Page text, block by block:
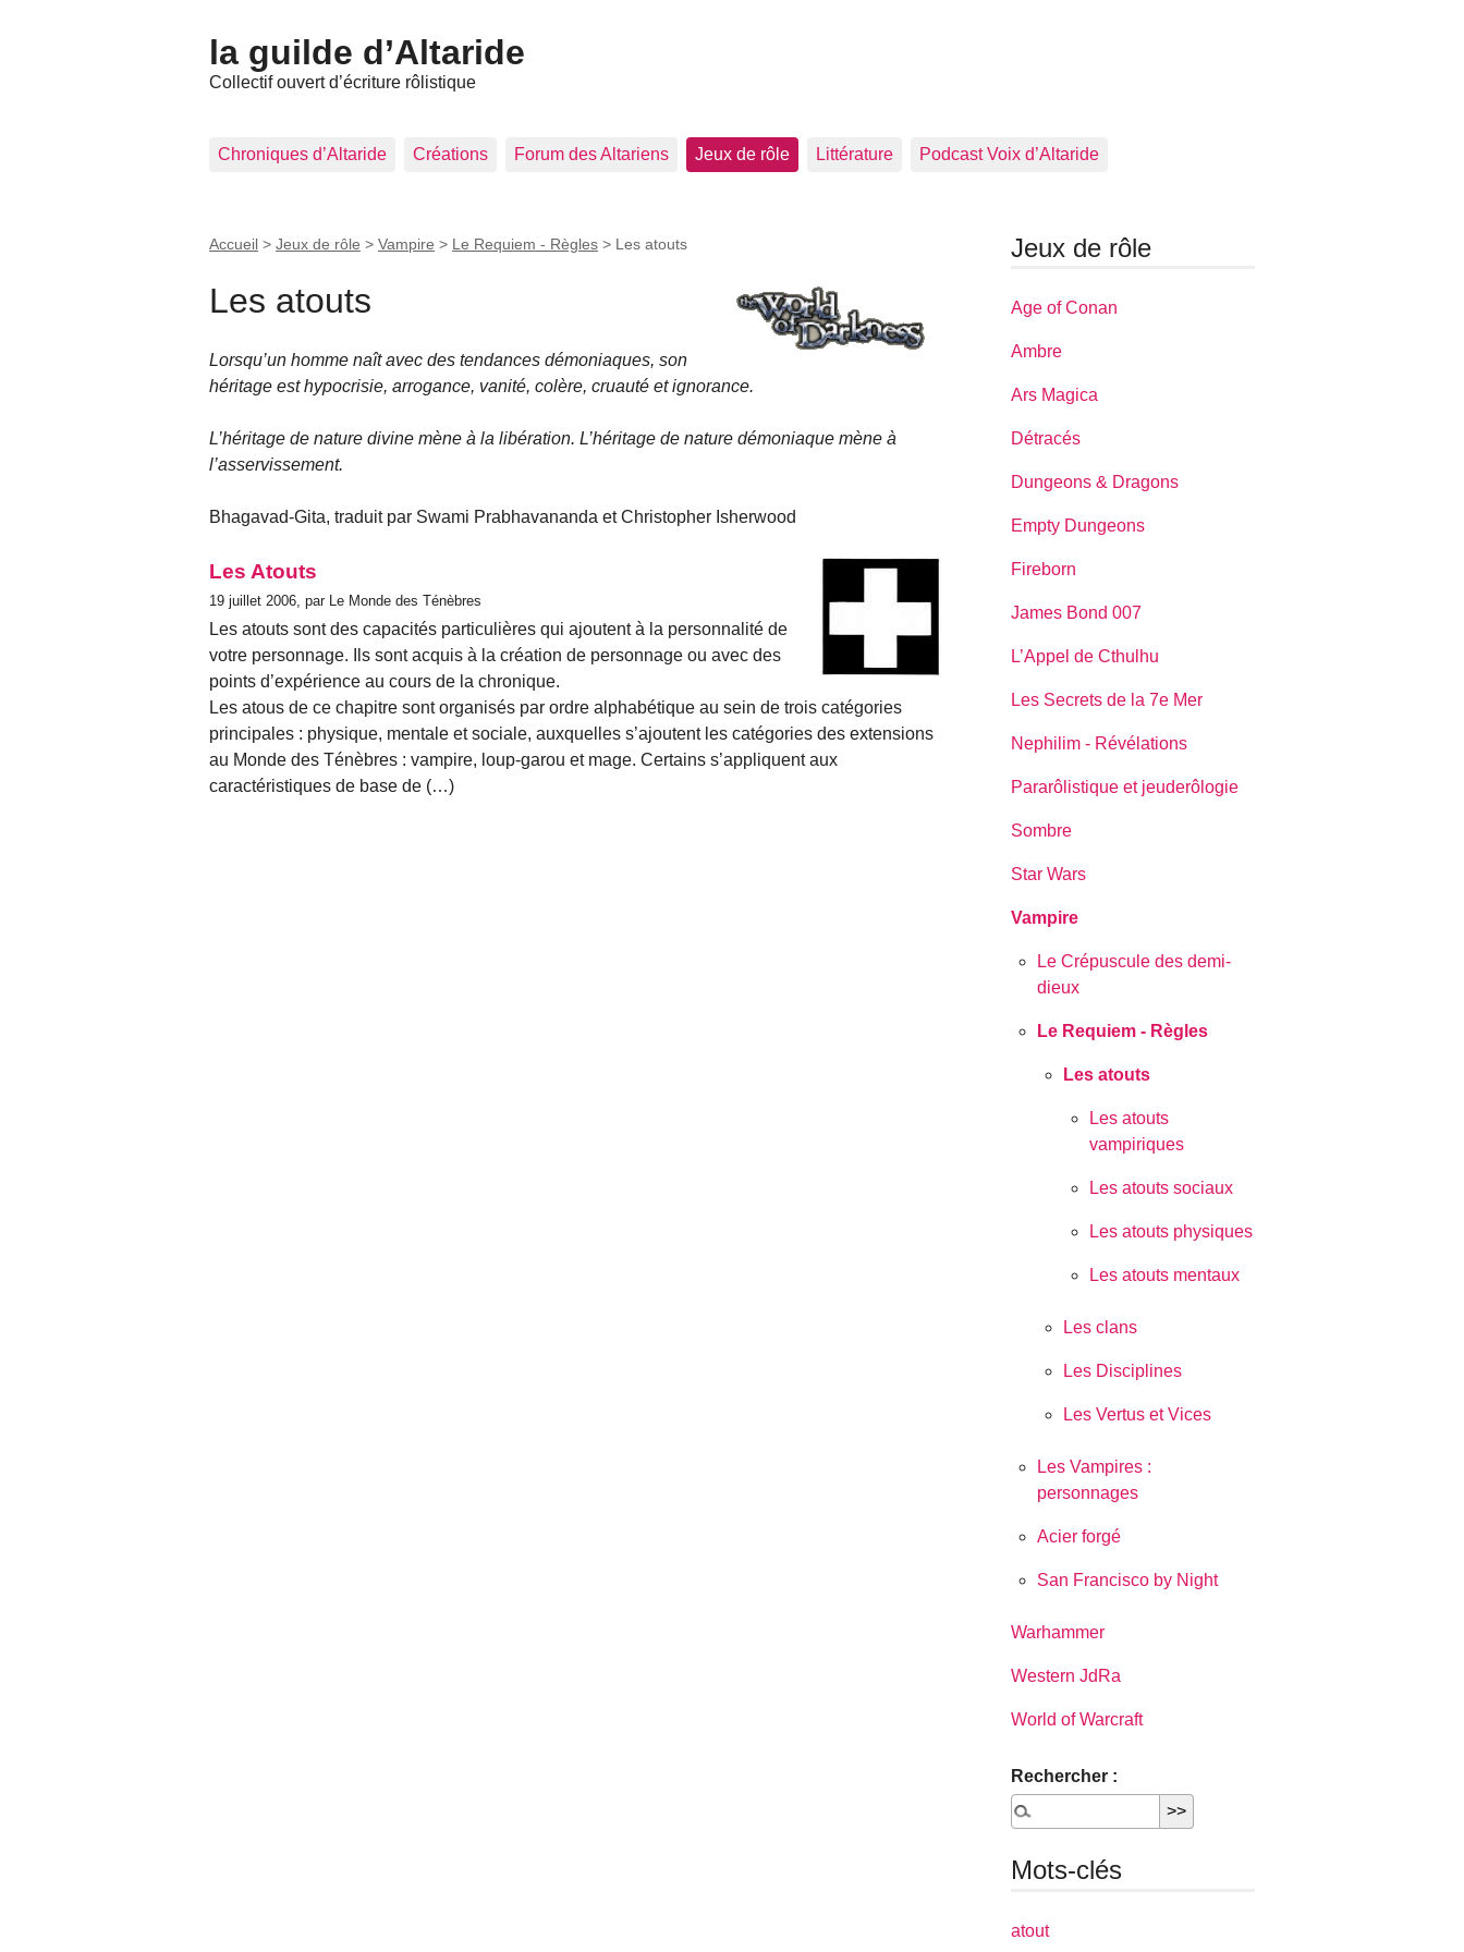
la guilde d’Altaride
Collectif ouvert d’écriture rôlistique
Chroniques d’Altaride Créations Forum des Altariens Jeux de rôle Littérature Podcast Voix d’Altaride
Accueil > Jeux de rôle > Vampire > Le Requiem - Règles > Les atouts
Les atouts
Lorsqu’un homme naît avec des tendances démoniaques, son
héritage est hypocrisie, arrogance, vanité, colère, cruauté et ignorance.
L’héritage de nature divine mène à la libération. L’héritage de nature démoniaque mène à
l’asservissement.
Bhagavad-Gita, traduit par Swami Prabhavananda et Christopher Isherwood
Les Atouts
19 juillet 2006, par Le Monde des Ténèbres
Les atouts sont des capacités particulières qui ajoutent à la personnalité de
votre personnage. Ils sont acquis à la création de personnage ou avec des
points d’expérience au cours de la chronique.
Les atous de ce chapitre sont organisés par ordre alphabétique au sein de trois catégories
principales : physique, mentale et sociale, auxquelles s’ajoutent les catégories des extensions
au Monde des Ténèbres : vampire, loup-garou et mage. Certains s’appliquent aux
caractéristiques de base de (…)
Jeux de rôle
Age of Conan
Ambre
Ars Magica
Détracés
Dungeons & Dragons
Empty Dungeons
Fireborn
James Bond 007
L’Appel de Cthulhu
Les Secrets de la 7e Mer
Nephilim - Révélations
Pararôlistique et jeuderôlogie
Sombre
Star Wars
Vampire
Le Crépuscule des demi-
dieux
Le Requiem - Règles
Les atouts
Les atouts
vampiriques
Les atouts sociaux
Les atouts physiques
Les atouts mentaux
Les clans
Les Disciplines
Les Vertus et Vices
Les Vampires :
personnages
Acier forgé
San Francisco by Night
Warhammer
Western JdRa
World of Warcraft
Rechercher :
Mots-clés
atout